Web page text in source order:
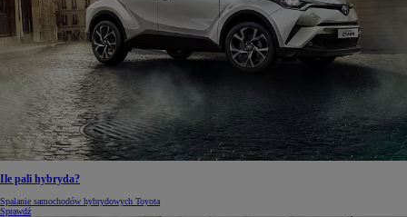
Ile pali hybryda?
Spalanie samochodów hybrydowych Toyota
Sprawdź